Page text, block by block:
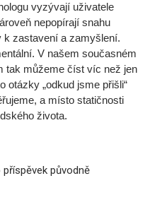
vyzývají uživatele
nepopírají snahu
k zastavení a zamyšlení.
V našem současném
tak můžeme číst víc než jen
otázky „odkud jsme přišli“
a místo statičnosti
života.
původně